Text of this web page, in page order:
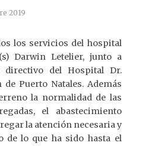
2019
los servicios del hospital
Darwin Letelier, junto a
directivo del Hospital Dr.
Puerto Natales. Además
la normalidad de las
el abastecimiento
la atención necesaria y
de lo que ha sido hasta el